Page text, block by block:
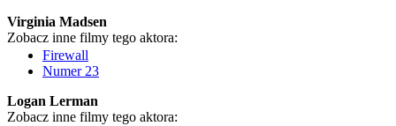
Virginia Madsen
Zobacz inne filmy tego aktora:
Firewall
Numer 23
Logan Lerman
Zobacz inne filmy tego aktora: